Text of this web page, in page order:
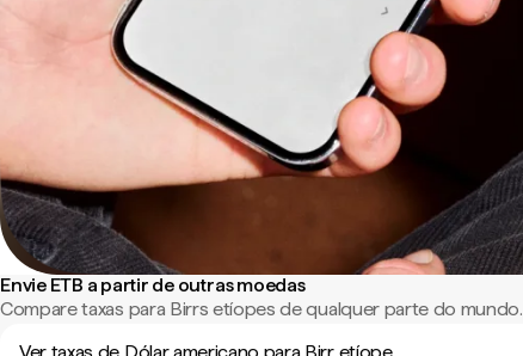
Envie ETB a partir de outras moedas
Compare taxas para Birrs etíopes de qualquer parte do mundo.